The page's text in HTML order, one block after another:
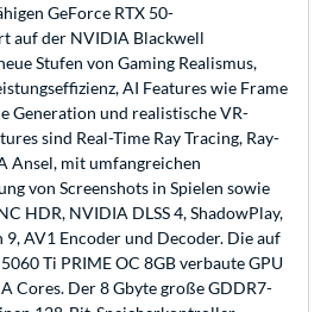
GeForce RTX 50-
auf der NVIDIA Blackwell
Stufen von Gaming Realismus,
AI Features wie Frame
Generation und realistische VR-
sind Real-Time Ray Tracing, Ray-
Ansel, mit umfangreichen
von Screenshots in Spielen sowie
HDR, NVIDIA DLSS 4, ShadowPlay,
AV1 Encoder und Decoder. Die auf
Ti PRIME OC 8GB verbaute GPU
Cores. Der 8 Gbyte große GDDR7-